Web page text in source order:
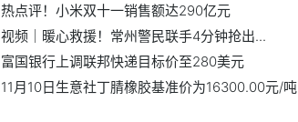
热点评！小米双十一销售额达290亿元
视频｜暖心救援！常州警民联手4分钟抢出...
富国银行上调联邦快递目标价至280美元
11月10日生意社丁腈橡胶基准价为16300.00元/吨